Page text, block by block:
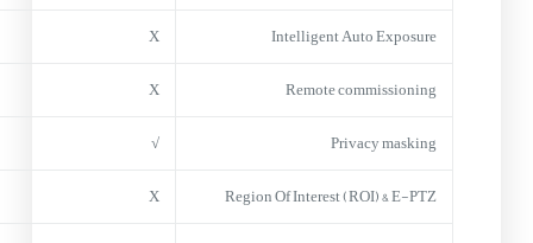
Intelligent Auto Exposure
X
Remote commissioning
X
Privacy masking
√
Region Of Interest (ROI) & E-PTZ
X